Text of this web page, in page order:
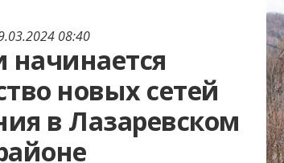
08:40
начинается
новых сетей
в Лазаревском